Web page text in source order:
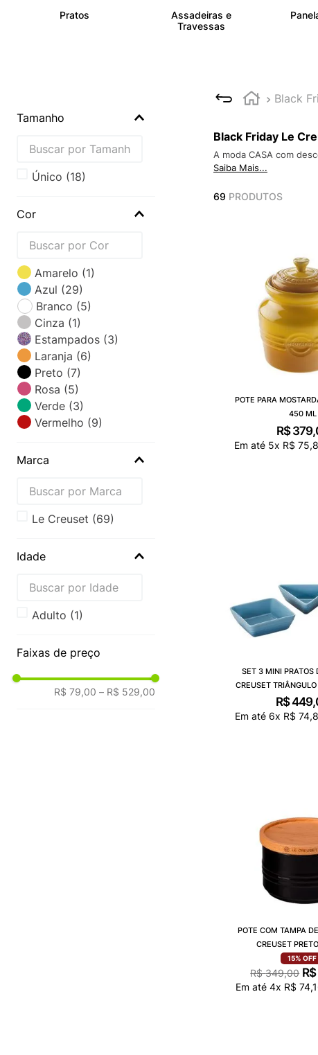
Pratos
Assadeiras e
Travessas
Tamanho
Único (18)
Cor
Amarelo (1)
Azul (29)
Branco (5)
Cinza (1)
Estampados (3)
Laranja (6)
Preto (7)
Rosa (5)
Verde (3)
Vermelho (9)
Marca
le creuset (69)
Idade
Adulto (1)
Faixas de preço
R$ 79,00 – R$ 529,00
Black
Black Friday Le
A moda CASA com
Saiba Mais...
69 PRODUTOS
POTE PARA
450 ML
R$ 379,
Em até 5x R$ 75,
SET 3 MINI PRATOS
CREUSET
R$449,
Em até 6x R$ 74,
POTE COM TAMPA
CREUSET
15% OFF
R$ 349,00 R$
Em até4x R$ 74,